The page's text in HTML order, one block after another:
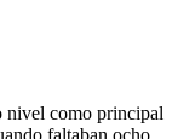
nivel como principal
faltaban ocho